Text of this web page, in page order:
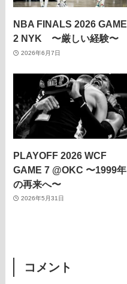
NBA FINALS 2026 GAME
2 NYK 〜厳しい経験〜
2026年6月7日
PLAYOFF 2026 WCF
GAME 7 @OKC 〜1999年
の再来へ〜
2026年5月31日
コメント